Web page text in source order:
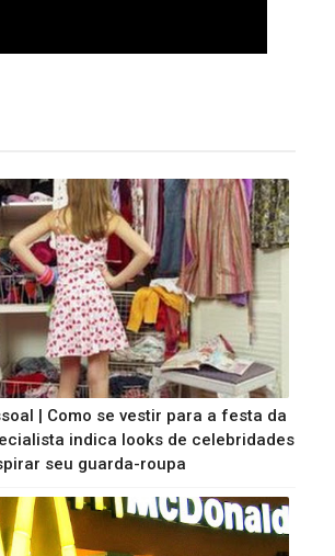
| Como se vestir para a festa da
indica looks de celebridades
seu guarda-roupa